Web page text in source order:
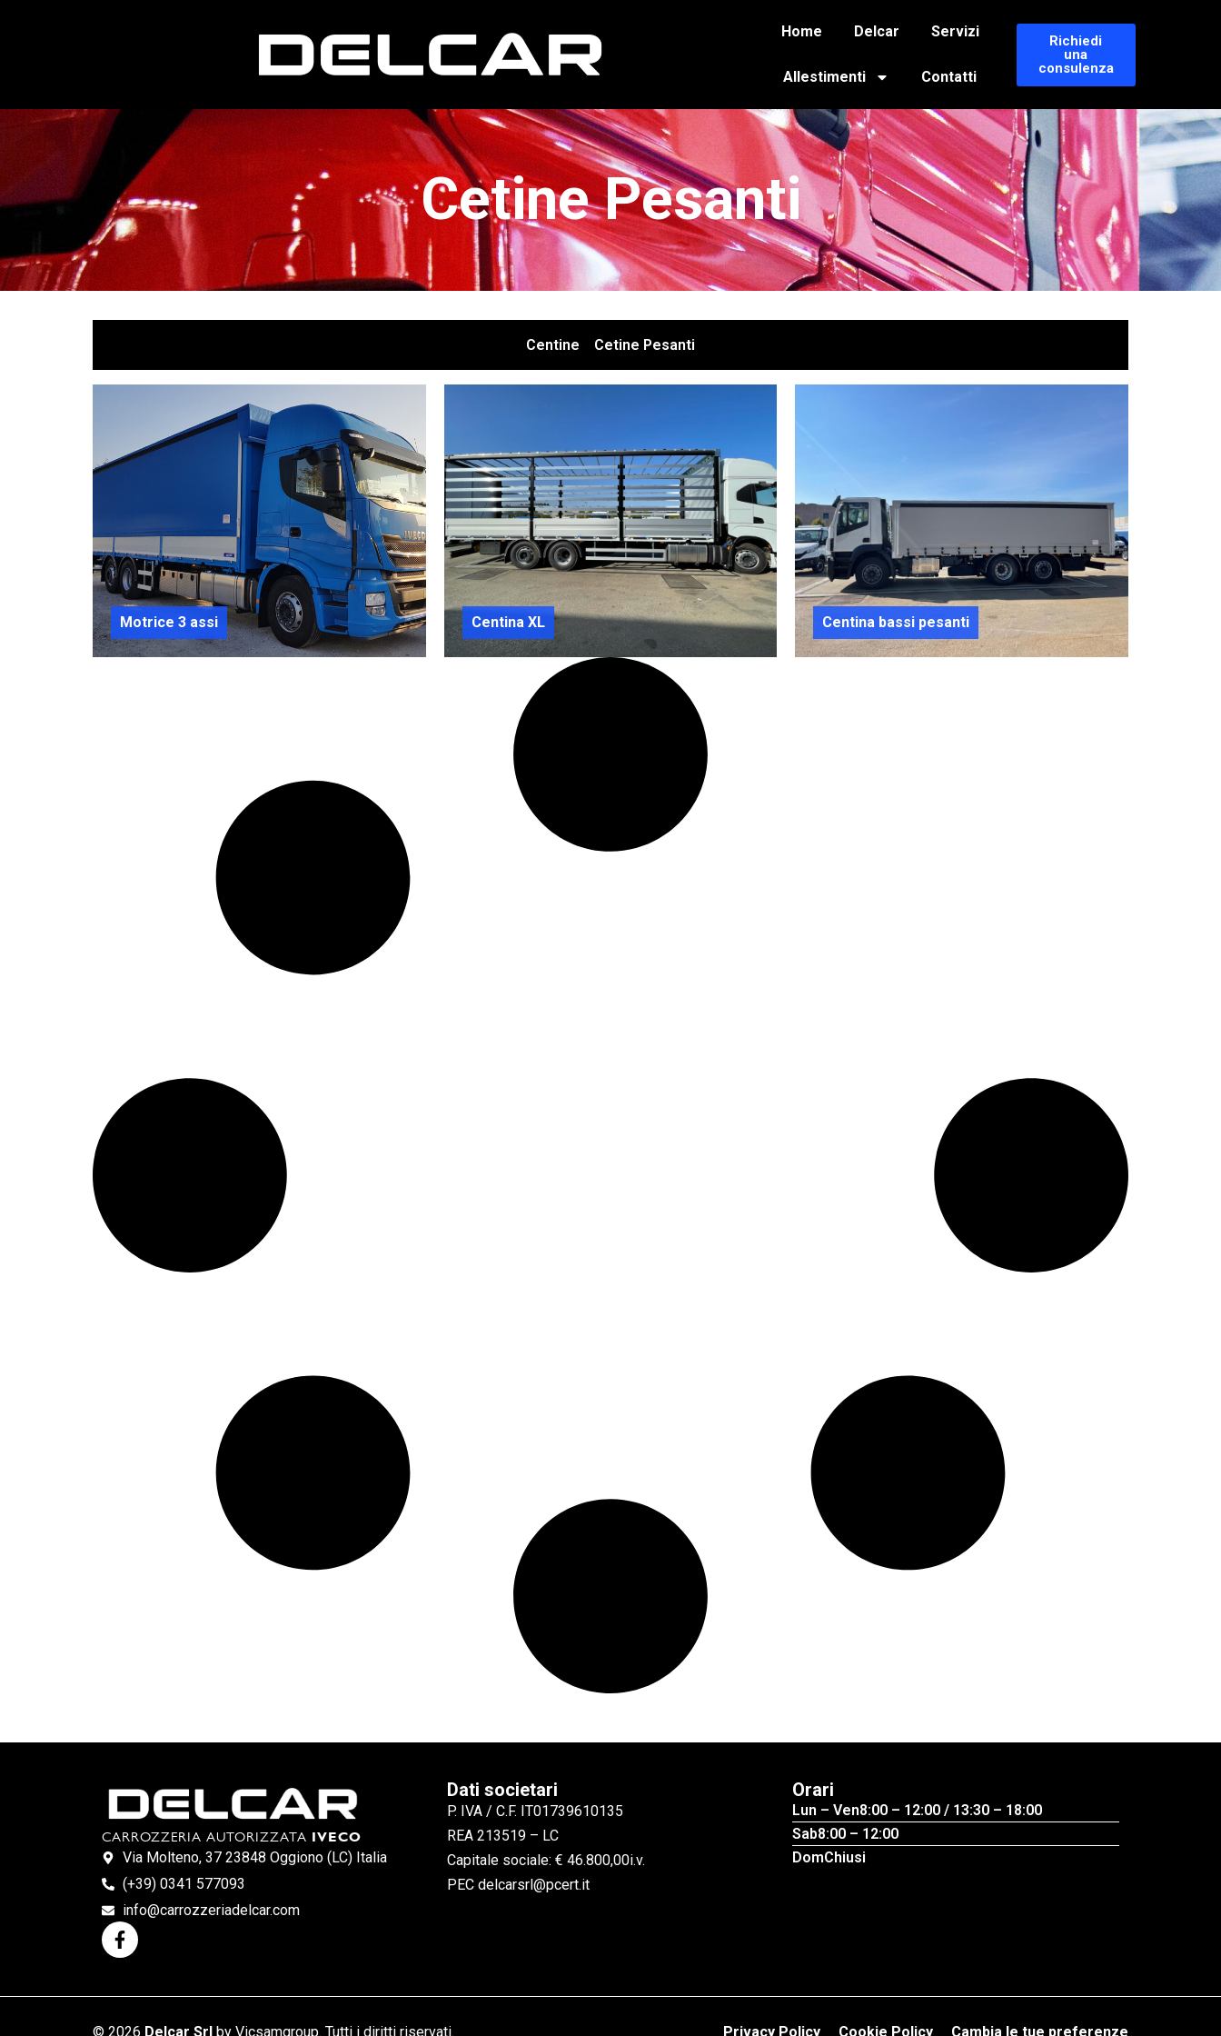
Home Delcar Servizi
Allestimenti Contatti
Richiedi
una
consulenza
Cetine Pesanti
Centine Cetine Pesanti
Motrice 3 assi Centina XL Centina bassi pesanti
CARROZZERIA AUTORIZZATA IVECO
Via Molteno, 37 23848 Oggiono (LC) Italia
(+39) 0341 577093
info@carrozzeriadelcar.com
Dati societari
P. IVA / C.F. IT01739610135
REA 213519 – LC
Capitale sociale: € 46.800,00i.v.
PEC delcarsrl@pcert.it
Orari
Lun – Ven8:00 – 12:00 / 13:30 – 18:00
Sab8:00 – 12:00
DomChiusi
© 2026 Delcar Srl by Vicsamgroup. Tutti i diritti riservati. Privacy Policy Cookie Policy Cambia le tue preferenze